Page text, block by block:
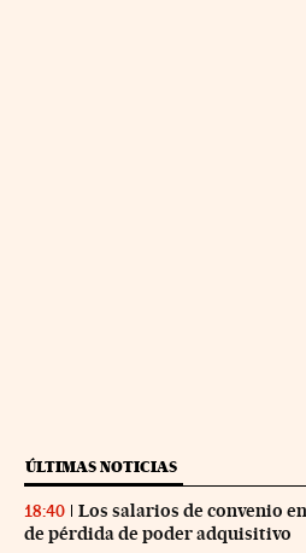
ÚLTIMAS NOTICIAS
18:40
Los salarios de convenio
de pérdida de poder adquisitivo